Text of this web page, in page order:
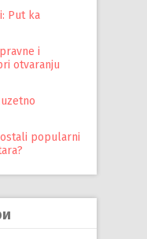
Put ka
i
otvaranju
popularni